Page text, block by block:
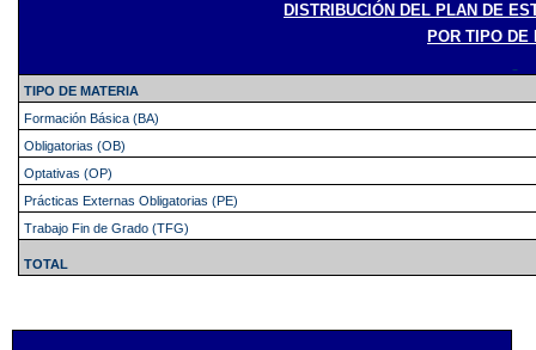
DISTRIBUCIÓN DEL PLAN DE
POR TIPO DE
TIPO DE MATERIA
Formación Básica (BA)
Obligatorias (OB)
Optativas (OP)
Prácticas Externas Obligatorias (PE)
Trabajo Fin de Grado (TFG)
TOTAL